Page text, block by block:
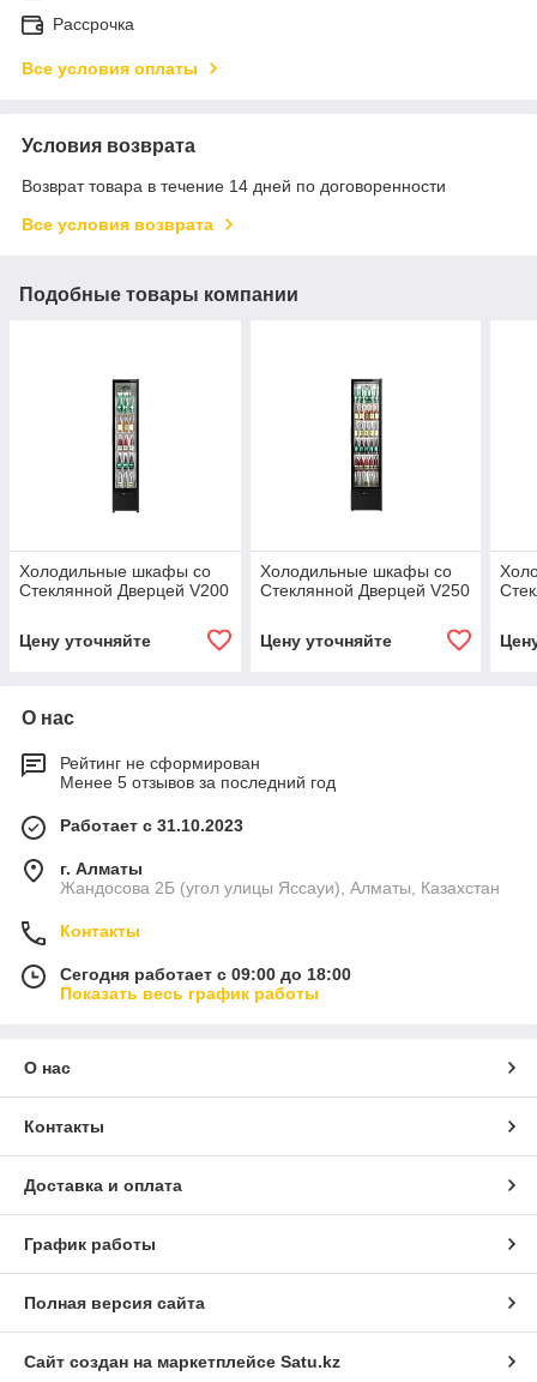
Рассрочка
Все условия оплаты
Условия возврата
Возврат товара в течение 14 дней по договоренности
Все условия возврата
Подобные товары компании
Холодильные шкафы со
Стеклянной Дверцей V200
Цену уточняйте
Холодильные шкафы со
Стеклянной Дверцей V250
Цену уточняйте
О нас
Рейтинг не сформирован
Менее 5 отзывов за последний год
Работает с 31.10.2023
г. Алматы
Жандосова 2Б (угол улицы Яссауи), Алматы, Казахстан
Контакты
Сегодня работает с 09:00 до 18:00
Показать весь график работы
О нас
Контакты
Доставка и оплата
График работы
Полная версия сайта
Сайт создан на маркетплейсе Satu.kz